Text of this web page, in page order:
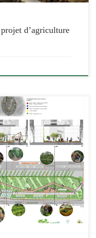
d’agriculture